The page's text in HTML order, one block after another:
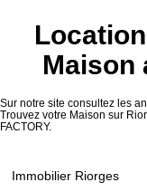
Maison
Sur notre site consultez les
Trouvez votre Maison sur
FACTORY.
Immobilier Riorges